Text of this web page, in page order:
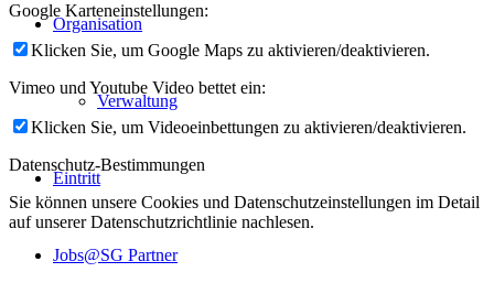
Organisation
Verwaltung
Eintritt
Jobs@SG Partner
Google Karteneinstellungen:
Klicken Sie, um Google Maps zu aktivieren/deaktivieren.
Vimeo und Youtube Video bettet ein:
Klicken Sie, um Videoeinbettungen zu aktivieren/deaktivieren.
Datenschutz-Bestimmungen
Sie können unsere Cookies und Datenschutzeinstellungen im Detail
auf unserer Datenschutzrichtlinie nachlesen.